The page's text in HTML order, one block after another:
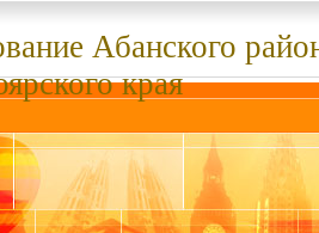
Абанского
края